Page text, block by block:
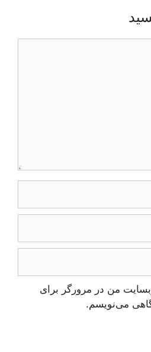
من در مرورگر برای
می‌نویسم.